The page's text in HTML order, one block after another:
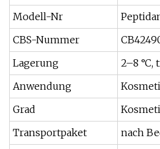
Modell-Nr
CBS-Nummer
Lagerung
2–8
Anwendung
Grad
Transportpaket
nach